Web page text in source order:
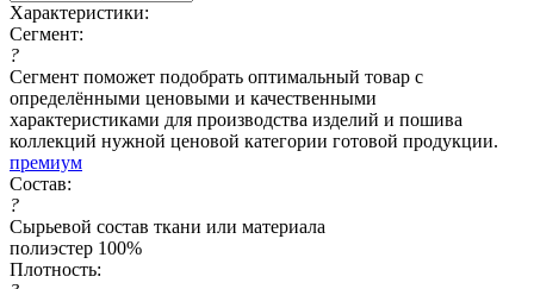
Характеристики:
Сегмент:
?
Сегмент поможет подобрать оптимальный товар с
определёнными ценовыми и качественными
характеристиками для производства изделий и пошива
коллекций нужной ценовой категории готовой продукции.
премиум
Состав:
?
Сырьевой состав ткани или материала
полиэстер 100%
Плотность: